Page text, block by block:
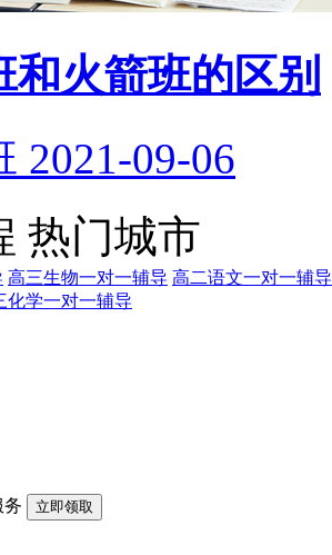
和火箭班的区别
2021-09-06
热门城市
高三生物一对一辅导 高二语文一对一辅导
化学一对一辅导
务 立即领取